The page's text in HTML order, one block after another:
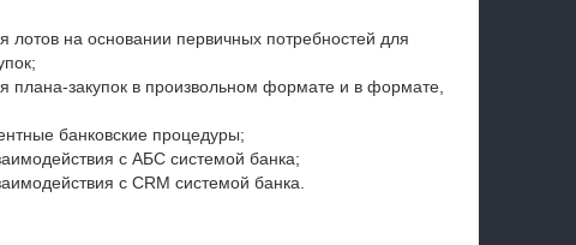
лотов на основании первичных потребностей для
плана-закупок в произвольном формате и в формате,
банковские процедуры;
с АБС системой банка;
с CRM системой банка.